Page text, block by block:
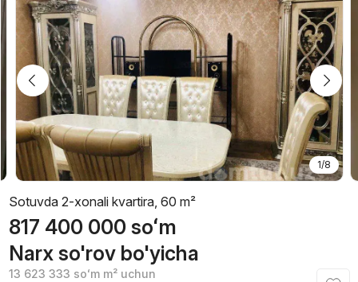
1/8
Sotuvda 2-xonali kvartira, 60 m²
817 400 000 soʻm
Narx so'rov bo'yicha
13 623 333 soʻmm² uchun